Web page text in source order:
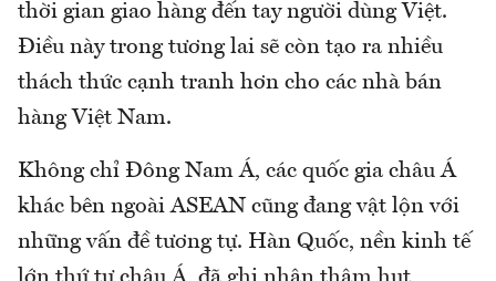
thời gian giao hàng đến tay người dùng Việt.
Điều này trong tương lai sẽ còn tạo ra nhiều
thách thức cạnh tranh hơn cho các nhà bán
hàng Việt Nam.
Không chỉ Đông Nam Á, các quốc gia châu Á
khác bên ngoài ASEAN cũng đang vật lộn với
những vấn đề tương tự. Hàn Quốc, nền kinh tế